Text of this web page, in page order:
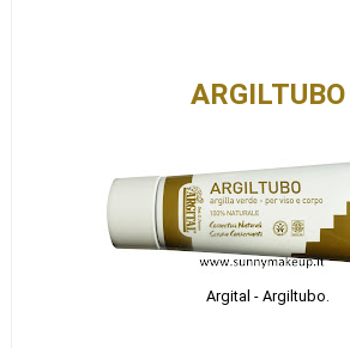
ARGILTUBO
Argital - Argiltubo.